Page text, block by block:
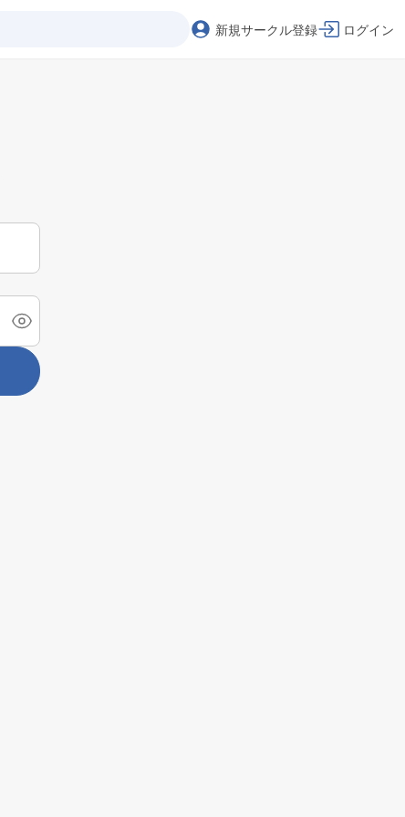
新規サークル登録 ログイン